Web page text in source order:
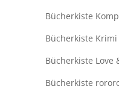
Bücherkiste
Bücherkiste Krimi
Bücherkiste Love
Bücherkiste